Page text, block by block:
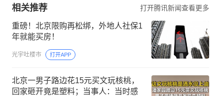
相关推荐 打开腾讯新闻查看更多
重磅！北京限购再松绑，外地人社保1
年就能买房！
光宇吐楼市 打开APP
北京一男子路边花15元买文玩核桃，
回家砸开竟是塑料；当事人：当时感